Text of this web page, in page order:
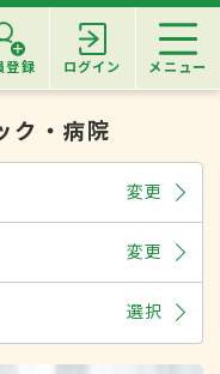
登録 ログイン メニュー
ク・病院
変更
変更
選択